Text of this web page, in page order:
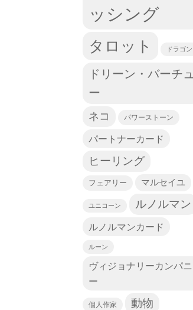
ッシング
タロット ドラゴン
ドリーン・バーチュ
ー
ネコ パワーストーン
パートナーカード
ヒーリング
フェアリー マルセイユ
ユニコーン ルノルマン
ルノルマンカード
ルーン
ヴィジョナリーカンパニ
ー
個人作家 動物